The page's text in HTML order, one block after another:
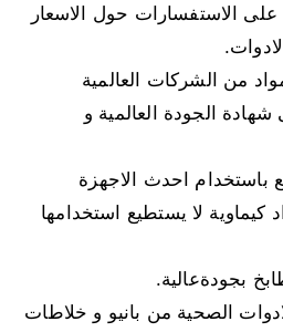
على الاستفسارات حول الاسعار
من الشركات العالمية
الجودة العالمية و
باستخدام احدث الاجهزة
كيماوية لا يستطيع استخدامها
بجودةعالية.
الصحية من بانيو و خلاطات